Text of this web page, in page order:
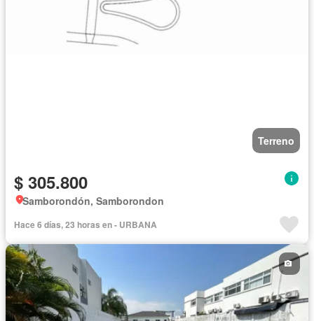
Terreno
$ 305.800
Samborondón, Samborondon
Hace 6 días, 23 horas en - URBANA